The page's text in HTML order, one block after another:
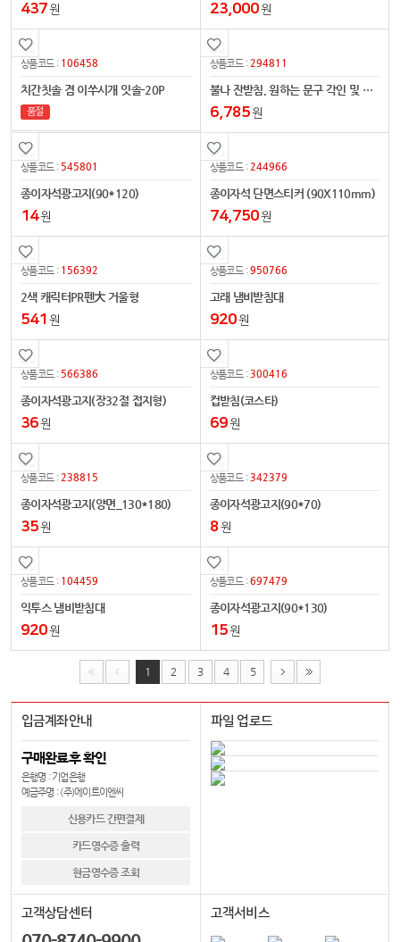
437원 23,000원
상품코드 : 106458
치간칫솔 겸 이쑤시개 잇솔-20P
품절
상품코드 : 294811
불나 잔받침, 원하는 문구 각인 및 사진인쇄, LED모듈 탑재, 컵받침, 우드코스터
6,785원
상품코드 : 545801
종이자석광고지(90*120)
14원
상품코드 : 244966
종이자석 단면스티커 (90X110mm)
74,750원
상품코드 : 156392
2색 캐릭터PR펜大 거울형
541 원
상품코드 :950766
고래 냄비받침대
920원
상품코드 : 566386
종이자석광고지(장32절 접지형)
36원
상품코드 : 300416
컵받침(코스타)
69원
상품코드 :238815
종이자석광고지(양면_130*180)
35원
상품코드 : 342379
종이자석광고지(90*70)
8원
상품코드 : 104459
익투스 냄비받침대
920원
상품코드 :697479
종이자석광고지(90*130)
15원
1 2 3 4 5
입금계좌안내
구매완료후 확인
은행명 : 기업은행
예금주명 : (주)에이트이엔씨
신용카드 간편결제
카드영수증 출력
현금영수증 조회
파일 업로드
고객상담센터 고객서비스